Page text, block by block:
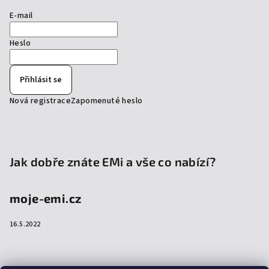
E-mail
Heslo
Přihlásit se
Nová registraceZapomenuté heslo
Jak dobře znáte EMi a vše co nabízí?
moje-emi.cz
16.5.2022